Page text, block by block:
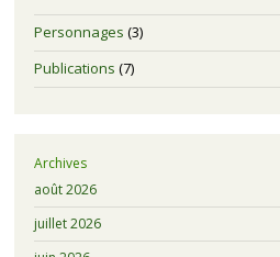
Personnages (3)
Publications (7)
Archives
août 2026
juillet 2026